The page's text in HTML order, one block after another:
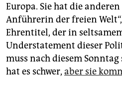
Europa. Sie hat die
Anführerin der freien
Ehrentitel, der in
Understatement dieser
muss nach diesem
hat es schwer, aber sie